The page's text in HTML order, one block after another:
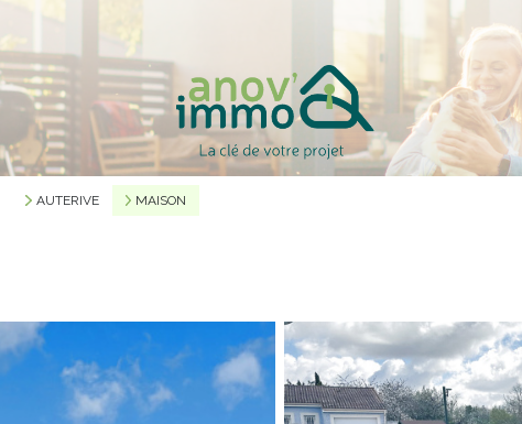
AUTERIVE MAISON